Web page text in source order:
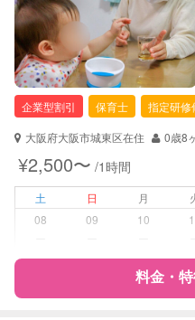
お子様の撮影
（定期特典）
対
サポートの特徴
資格 自治
対応可能/特徴
夜
お泊
外
病児対応
障がい児対応 対
レッスン 英
企業型割引 保育士
指定研修
大阪府大阪市城東区在住
0歳8
¥2,500〜 /1時間
土 日 月
08
09 10
料金・